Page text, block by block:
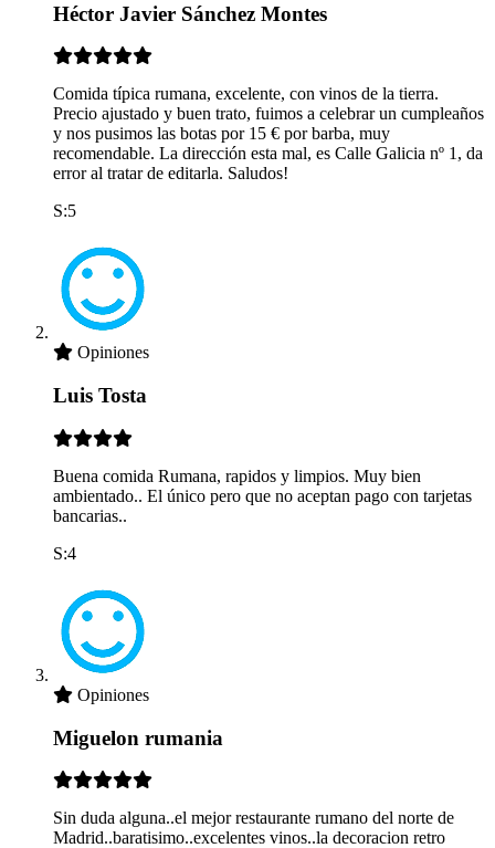
Héctor Javier Sánchez Montes
Comida típica rumana, excelente, con vinos de la tierra.
Precio ajustado y buen trato, fuimos a celebrar un cumpleaños
y nos pusimos las botas por 15 € por barba, muy
recomendable. La dirección esta mal, es Calle Galicia nº 1, da
error al tratar de editarla. Saludos!
S:5
Opiniones
Luis Tosta
Buena comida Rumana, rapidos y limpios. Muy bien
ambientado.. El único pero que no aceptan pago con tarjetas
bancarias..
S:4
Opiniones
Miguelon rumania
Sin duda alguna..el mejor restaurante rumano del norte de
Madrid..baratisimo..excelentes vinos..la decoracion retro